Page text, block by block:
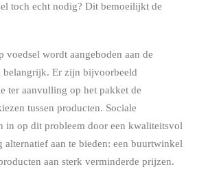
toch echt nodig? Dit bemoeilijkt de
voedsel wordt aangeboden aan de
belangrijk. Er zijn bijvoorbeeld
ter aanvulling op het pakket de
tussen producten. Sociale
in op dit probleem door een kwaliteitsvol
alternatief aan te bieden: een buurtwinkel
aan sterk verminderde prijzen.